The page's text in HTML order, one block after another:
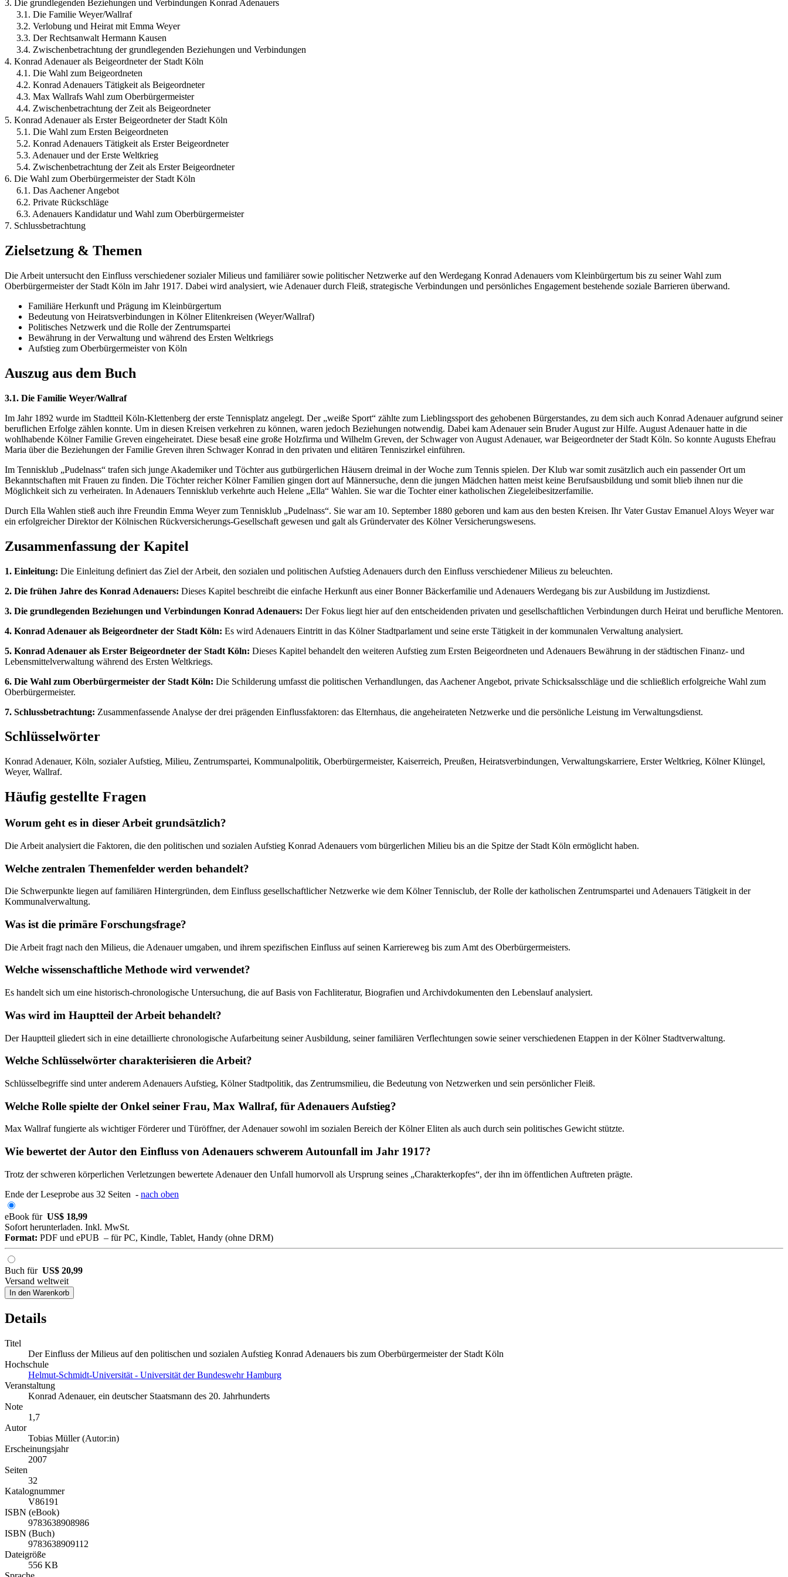
3. Die grundlegenden Beziehungen und Verbindungen Konrad Adenauers
3.1. Die Familie Weyer/Wallraf
3.2. Verlobung und Heirat mit Emma Weyer
3.3. Der Rechtsanwalt Hermann Kausen
3.4. Zwischenbetrachtung der grundlegenden Beziehungen und Verbindungen
4. Konrad Adenauer als Beigeordneter der Stadt Köln
4.1. Die Wahl zum Beigeordneten
4.2. Konrad Adenauers Tätigkeit als Beigeordneter
4.3. Max Wallrafs Wahl zum Oberbürgermeister
4.4. Zwischenbetrachtung der Zeit als Beigeordneter
5. Konrad Adenauer als Erster Beigeordneter der Stadt Köln
5.1. Die Wahl zum Ersten Beigeordneten
5.2. Konrad Adenauers Tätigkeit als Erster Beigeordneter
5.3. Adenauer und der Erste Weltkrieg
5.4. Zwischenbetrachtung der Zeit als Erster Beigeordneter
6. Die Wahl zum Oberbürgermeister der Stadt Köln
6.1. Das Aachener Angebot
6.2. Private Rückschläge
6.3. Adenauers Kandidatur und Wahl zum Oberbürgermeister
7. Schlussbetrachtung
Zielsetzung & Themen
Die Arbeit untersucht den Einfluss verschiedener sozialer Milieus und familiärer sowie politischer Netzwerke auf den Werdegang Konrad Adenauers vom Kleinbürgertum bis zu seiner Wahl zum
Oberbürgermeister der Stadt Köln im Jahr 1917. Dabei wird analysiert, wie Adenauer durch Fleiß, strategische Verbindungen und persönliches Engagement bestehende soziale Barrieren überwand.
Familiäre Herkunft und Prägung im Kleinbürgertum
Bedeutung von Heiratsverbindungen in Kölner Elitenkreisen (Weyer/Wallraf)
Politisches Netzwerk und die Rolle der Zentrumspartei
Bewährung in der Verwaltung und während des Ersten Weltkriegs
Aufstieg zum Oberbürgermeister von Köln
Auszug aus dem Buch
3.1. Die Familie Weyer/Wallraf
Im Jahr 1892 wurde im Stadtteil Köln-Klettenberg der erste Tennisplatz angelegt. Der „weiße Sport“ zählte zum Lieblingssport des gehobenen Bürgerstandes, zu dem sich auch Konrad Adenauer aufgrund seiner
beruflichen Erfolge zählen konnte. Um in diesen Kreisen verkehren zu können, waren jedoch Beziehungen notwendig. Dabei kam Adenauer sein Bruder August zur Hilfe. August Adenauer hatte in die
wohlhabende Kölner Familie Greven eingeheiratet. Diese besaß eine große Holzfirma und Wilhelm Greven, der Schwager von August Adenauer, war Beigeordneter der Stadt Köln. So konnte Augusts Ehefrau
Maria über die Beziehungen der Familie Greven ihren Schwager Konrad in den privaten und elitären Tenniszirkel einführen.
Im Tennisklub „Pudelnass“ trafen sich junge Akademiker und Töchter aus gutbürgerlichen Häusern dreimal in der Woche zum Tennis spielen. Der Klub war somit zusätzlich auch ein passender Ort um
Bekanntschaften mit Frauen zu finden. Die Töchter reicher Kölner Familien gingen dort auf Männersuche, denn die jungen Mädchen hatten meist keine Berufsausbildung und somit blieb ihnen nur die
Möglichkeit sich zu verheiraten. In Adenauers Tennisklub verkehrte auch Helene „Ella“ Wahlen. Sie war die Tochter einer katholischen Ziegeleibesitzerfamilie.
Durch Ella Wahlen stieß auch ihre Freundin Emma Weyer zum Tennisklub „Pudelnass“. Sie war am 10. September 1880 geboren und kam aus den besten Kreisen. Ihr Vater Gustav Emanuel Aloys Weyer war
ein erfolgreicher Direktor der Kölnischen Rückversicherungs-Gesellschaft gewesen und galt als Gründervater des Kölner Versicherungswesens.
Zusammenfassung der Kapitel
1. Einleitung: Die Einleitung definiert das Ziel der Arbeit, den sozialen und politischen Aufstieg Adenauers durch den Einfluss verschiedener Milieus zu beleuchten.
2. Die frühen Jahre des Konrad Adenauers: Dieses Kapitel beschreibt die einfache Herkunft aus einer Bonner Bäckerfamilie und Adenauers Werdegang bis zur Ausbildung im Justizdienst.
3. Die grundlegenden Beziehungen und Verbindungen Konrad Adenauers: Der Fokus liegt hier auf den entscheidenden privaten und gesellschaftlichen Verbindungen durch Heirat und berufliche Mentoren.
4. Konrad Adenauer als Beigeordneter der Stadt Köln: Es wird Adenauers Eintritt in das Kölner Stadtparlament und seine erste Tätigkeit in der kommunalen Verwaltung analysiert.
5. Konrad Adenauer als Erster Beigeordneter der Stadt Köln: Dieses Kapitel behandelt den weiteren Aufstieg zum Ersten Beigeordneten und Adenauers Bewährung in der städtischen Finanz- und
Lebensmittelverwaltung während des Ersten Weltkriegs.
6. Die Wahl zum Oberbürgermeister der Stadt Köln: Die Schilderung umfasst die politischen Verhandlungen, das Aachener Angebot, private Schicksalsschläge und die schließlich erfolgreiche Wahl zum
Oberbürgermeister.
7. Schlussbetrachtung: Zusammenfassende Analyse der drei prägenden Einflussfaktoren: das Elternhaus, die angeheirateten Netzwerke und die persönliche Leistung im Verwaltungsdienst.
Schlüsselwörter
Konrad Adenauer, Köln, sozialer Aufstieg, Milieu, Zentrumspartei, Kommunalpolitik, Oberbürgermeister, Kaiserreich, Preußen, Heiratsverbindungen, Verwaltungskarriere, Erster Weltkrieg, Kölner Klüngel,
Weyer, Wallraf.
Häufig gestellte Fragen
Worum geht es in dieser Arbeit grundsätzlich?
Die Arbeit analysiert die Faktoren, die den politischen und sozialen Aufstieg Konrad Adenauers vom bürgerlichen Milieu bis an die Spitze der Stadt Köln ermöglicht haben.
Welche zentralen Themenfelder werden behandelt?
Die Schwerpunkte liegen auf familiären Hintergründen, dem Einfluss gesellschaftlicher Netzwerke wie dem Kölner Tennisclub, der Rolle der katholischen Zentrumspartei und Adenauers Tätigkeit in der
Kommunalverwaltung.
Was ist die primäre Forschungsfrage?
Die Arbeit fragt nach den Milieus, die Adenauer umgaben, und ihrem spezifischen Einfluss auf seinen Karriereweg bis zum Amt des Oberbürgermeisters.
Welche wissenschaftliche Methode wird verwendet?
Es handelt sich um eine historisch-chronologische Untersuchung, die auf Basis von Fachliteratur, Biografien und Archivdokumenten den Lebenslauf analysiert.
Was wird im Hauptteil der Arbeit behandelt?
Der Hauptteil gliedert sich in eine detaillierte chronologische Aufarbeitung seiner Ausbildung, seiner familiären Verflechtungen sowie seiner verschiedenen Etappen in der Kölner Stadtverwaltung.
Welche Schlüsselwörter charakterisieren die Arbeit?
Schlüsselbegriffe sind unter anderem Adenauers Aufstieg, Kölner Stadtpolitik, das Zentrumsmilieu, die Bedeutung von Netzwerken und sein persönlicher Fleiß.
Welche Rolle spielte der Onkel seiner Frau, Max Wallraf, für Adenauers Aufstieg?
Max Wallraf fungierte als wichtiger Förderer und Türöffner, der Adenauer sowohl im sozialen Bereich der Kölner Eliten als auch durch sein politisches Gewicht stützte.
Wie bewertet der Autor den Einfluss von Adenauers schwerem Autounfall im Jahr 1917?
Trotz der schweren körperlichen Verletzungen bewertete Adenauer den Unfall humorvoll als Ursprung seines „Charakterkopfes“, der ihn im öffentlichen Auftreten prägte.
Ende der Leseprobe aus 32 Seiten - nach oben
eBook für US$ 18,99
Sofort herunterladen. Inkl. MwSt.
Format: PDF und ePUB – für PC, Kindle, Tablet, Handy (ohne DRM)
Buch für US$ 20,99
Versand weltweit
In den Warenkorb
Details
Titel
Der Einfluss der Milieus auf den politischen und sozialen Aufstieg Konrad Adenauers bis zum Oberbürgermeister der Stadt Köln
Hochschule
Helmut-Schmidt-Universität - Universität der Bundeswehr Hamburg
Veranstaltung
Konrad Adenauer, ein deutscher Staatsmann des 20. Jahrhunderts
Note
1,7
Autor
Tobias Müller (Autor:in)
Erscheinungsjahr
2007
Seiten
32
Katalognummer
V86191
ISBN (eBook)
9783638908986
ISBN (Buch)
9783638909112
Dateigröße
556 KB